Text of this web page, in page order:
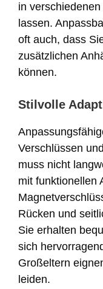
in
lassen.
oft auch, dass
zusätzlichen
können.
Stilvolle
Verschlüssen
muss nicht
mit funktionellen
Rücken und
Sie erhalten
sich
Großeltern
leiden.